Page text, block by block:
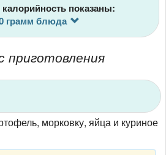
показаны:
грамм блюда
приготовления
морковку, яйца и куриное